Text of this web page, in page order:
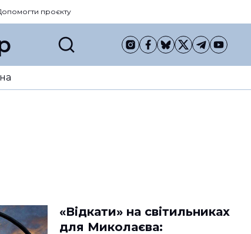
проєкту
«Відкати» на світильниках
для Миколаєва: